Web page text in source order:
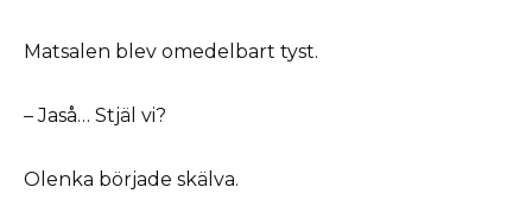
Matsalen blev omedelbart tyst.
– Jaså… Stjäl vi?
Olenka började skälva.